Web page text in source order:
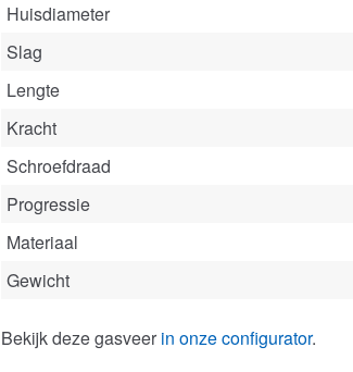
Huisdiameter
Slag
Lengte
Kracht
Schroefdraad
Progressie
Materiaal
Gewicht
Bekijk deze gasveer in onze configurator.